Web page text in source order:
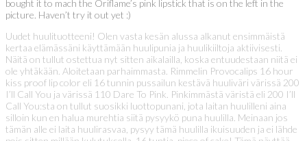
bought it to mach the Oriflame’s pink lipstick that is on the left in the
picture. Haven’t try it out yet :)
Uudet huulituotteeni! Olen vasta kesän alussa alkanut ensimmäistä
kertaa elämässäni käyttämään huulipunia ja huulikiiltoja aktiivisesti.
Näitä on tullut ostettua nyt sitten aikalailla, koska entuudestaan niitä ei
ole yhtäkään. Aloitetaan parhaimmasta. Rimmelin Provocalips 16 hour
kiss proof lip color eli 16 tunnin pussailun kestävä huuliväri värissä 200
I’ll Call You ja värissä 110 Dare To Pink. Pinkimmästä väristä eli 200 I’ll
Call You:sta on tullut suosikki luottopunani, jota laitan huulilleni aina
silloin kun en halua murehtia siitä pysyykö puna huulilla. Meinaan jos
tämän alle ei laita huulirasvaa, pysyy tämä huulilla ikuisuuden ja ei lähde